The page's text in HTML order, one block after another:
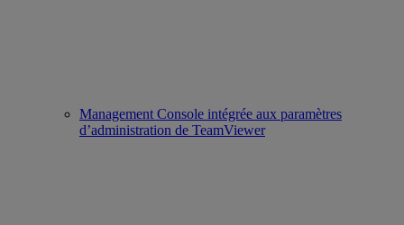
Management Console intégrée aux paramètres
d’administration de TeamViewer